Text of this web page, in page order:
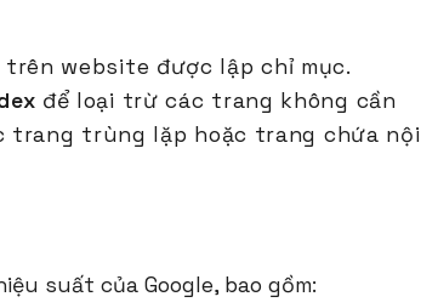
website được lập chỉ mục.
để loại trừ các trang không cần
trùng lặp hoặc trang chứa nội
suất của Google, bao gồm: